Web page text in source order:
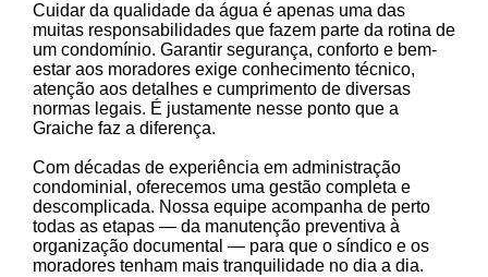
Cuidar da qualidade da água é apenas uma das
muitas responsabilidades que fazem parte da rotina de
um condomínio. Garantir segurança, conforto e bem-
estar aos moradores exige conhecimento técnico,
atenção aos detalhes e cumprimento de diversas
normas legais. É justamente nesse ponto que a
Graiche faz a diferença.
Com décadas de experiência em administração
condominial, oferecemos uma gestão completa e
descomplicada. Nossa equipe acompanha de perto
todas as etapas — da manutenção preventiva à
organização documental — para que o síndico e os
moradores tenham mais tranquilidade no dia a dia.